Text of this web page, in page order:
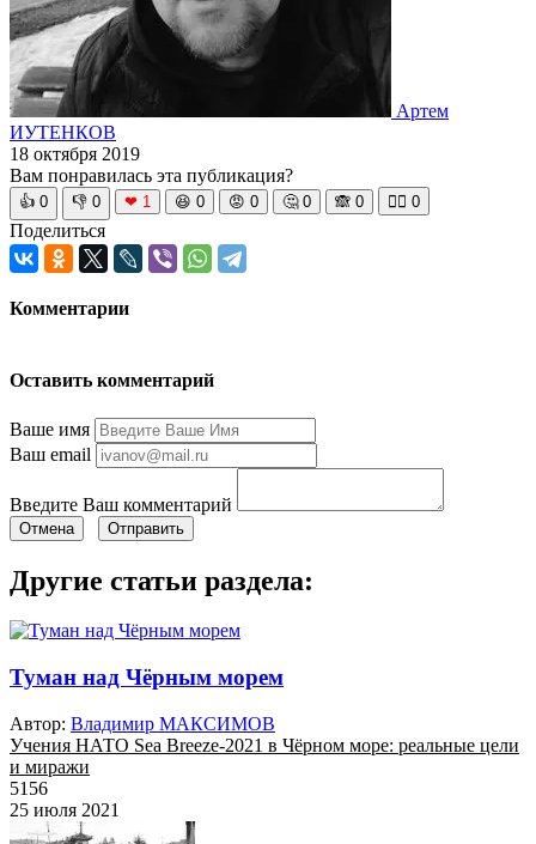
Артем
ИУТЕНКОВ
18 октября 2019
Вам понравилась эта публикация?
👍 0 👎 0 ❤ 1 😆 0 😡 0 🤔 0 🙈 0 🧘‍♀️ 0
Поделиться
Комментарии
Оставить комментарий
Ваше имя
Ваш email
Введите Ваш комментарий
Отмена Отправить
Другие статьи раздела:
Туман над Чёрным морем
Автор: Владимир МАКСИМОВ
Учения НАТО Sea Breeze-2021 в Чёрном море: реальные цели
и миражи
5156
25 июля 2021